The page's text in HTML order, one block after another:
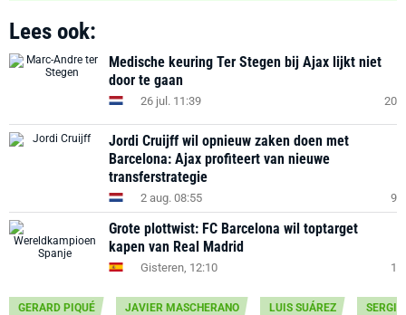
Lees ook:
Medische keuring Ter Stegen bij Ajax lijkt niet
door te gaan
26 jul. 11:39 20
Jordi Cruijff wil opnieuw zaken doen met
Barcelona: Ajax profiteert van nieuwe
transferstrategie
2 aug. 08:55 9
Grote plottwist: FC Barcelona wil toptarget
kapen van Real Madrid
Gisteren, 12:10 1
GERARD PIQUÉ JAVIER MASCHERANO LUIS SUÁREZ